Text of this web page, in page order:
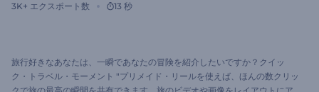
3K+ エクスポート数 13 秒
旅行好きなあなたは、一瞬であなたの冒険を紹介したいですか？クイッ
ク・トラベル・モーメント "プリメイド・リールを使えば、ほんの数クリッ